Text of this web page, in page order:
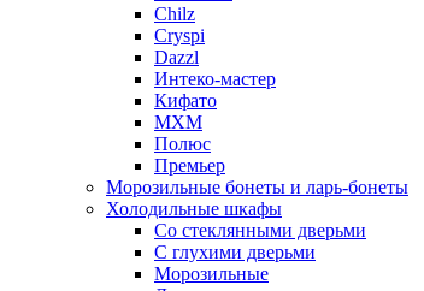
Chilz
Cryspi
Dazzl
Интеко-мастер
Кифато
МХМ
Полюс
Премьер
Морозильные бонеты и ларь-бонеты
Холодильные шкафы
Со стеклянными дверьми
С глухими дверьми
Морозильные